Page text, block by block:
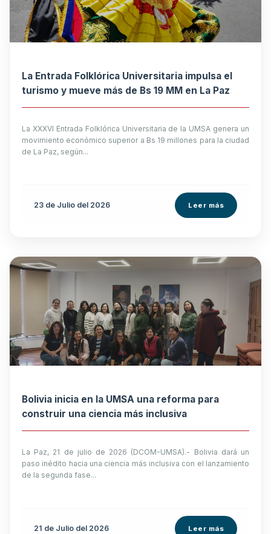
La Entrada Folklórica Universitaria impulsa el
turismo y mueve más de Bs 19 MM en La Paz
La XXXVI Entrada Folklórica Universitaria de la UMSA genera un
movimiento económico superior a Bs 19 millones para la ciudad
de La Paz, según...
23 de Julio del 2026 Leer más
Bolivia inicia en la UMSA una reforma para
construir una ciencia más inclusiva
La Paz, 21 de julio de 2026 (DCOM-UMSA).- Bolivia dará un
paso inédito hacia una ciencia más inclusiva con el lanzamiento
de la segunda fase...
21 de Julio del 2026 Leer más